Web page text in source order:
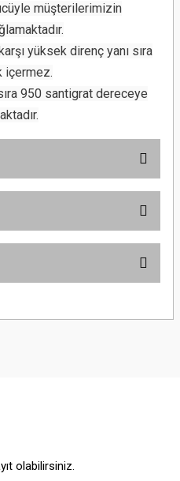
müşterilerimizin
yüksek direnç yanı sıra
içermez.
950 santigrat dereceye
formunu kullanarak tarafımıza
olmalı.
olabilirsiniz.